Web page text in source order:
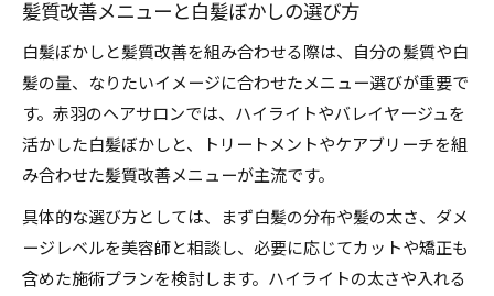
髪質改善メニューと白髪ぼかしの選び方
白髪ぼかしと髪質改善を組み合わせる際は、自分の髪質や白
髪の量、なりたいイメージに合わせたメニュー選びが重要で
す。赤羽のヘアサロンでは、ハイライトやバレイヤージュを
活かした白髪ぼかしと、トリートメントやケアブリーチを組
み合わせた髪質改善メニューが主流です。
具体的な選び方としては、まず白髪の分布や髪の太さ、ダメ
ージレベルを美容師と相談し、必要に応じてカットや矯正も
含めた施術プランを検討します。ハイライトの太さや入れる